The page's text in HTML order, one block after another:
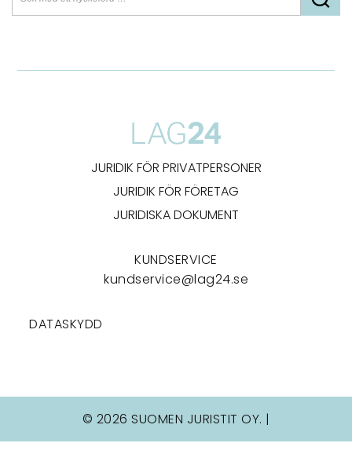
JURIDIK FÖR PRIVATPERSONER
JURIDIK FÖR FÖRETAG
JURIDISKA DOKUMENT
KUNDSERVICE
kundservice@lag24.se
DATASKYDD
© 2026 SUOMEN JURISTIT OY. |